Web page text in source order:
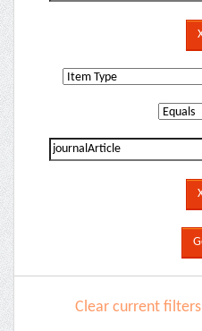
Clear current filters